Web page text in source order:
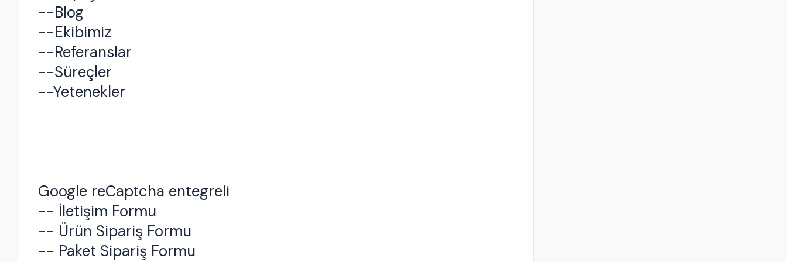
--Blog
--Ekibimiz
--Referanslar
--Süreçler
--Yetenekler
Google reCaptcha entegreli
-- İletişim Formu
-- Ürün Sipariş Formu
-- Paket Sipariş Formu